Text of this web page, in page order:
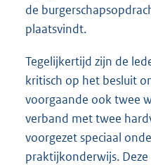
de
plaatsvindt.
Tegelijkertijd zijn de
kritisch op het besluit
voorgaande ook twee
verband met twee
voorgezet speciaal
praktijkonderwijs.